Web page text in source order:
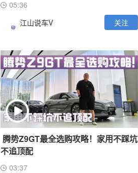
05:36
江山说车V
关注
腾势Z9GT最全选购攻略！家用不踩坑
不追顶配
03:37